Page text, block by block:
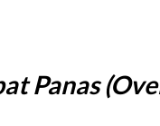
Panas